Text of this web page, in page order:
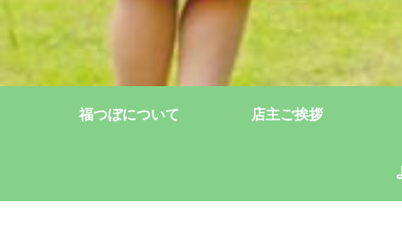
福つぼについて 店主ご挨拶